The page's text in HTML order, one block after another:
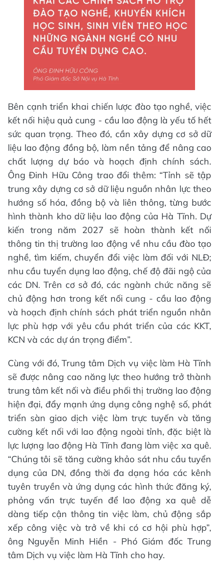
Bên cạnh triển khai chiến lược đào tạo nghề, việc
kết nối hiệu quả cung - cầu lao động là yếu tố hết
sức quan trọng. Theo đó, cần xây dựng cơ sở dữ
liệu lao động đồng bộ, làm nền tảng để nâng cao
chất lượng dự báo và hoạch định chính sách.
Ông Đinh Hữu Công trao đổi thêm: “Tỉnh sẽ tập
trung xây dựng cơ sở dữ liệu nguồn nhân lực theo
hướng số hóa, đồng bộ và liên thông, từng bước
hình thành kho dữ liệu lao động của Hà Tĩnh. Dự
kiến trong năm 2027 sẽ hoàn thành kết nối
thông tin thị trường lao động về nhu cầu đào tạo
nghề, tìm kiếm, chuyển đổi việc làm đối với NLĐ;
nhu cầu tuyển dụng lao động, chế độ đãi ngộ của
các DN. Trên cơ sở đó, các ngành chức năng sẽ
chủ động hơn trong kết nối cung - cầu lao động
và hoạch định chính sách phát triển nguồn nhân
lực phù hợp với yêu cầu phát triển của các KKT,
KCN và các dự án trọng điểm”.
Cùng với đó, Trung tâm Dịch vụ việc làm Hà Tĩnh
sẽ được nâng cao năng lực theo hướng trở thành
trung tâm kết nối và điều phối thị trường lao động
hiện đại, đẩy mạnh ứng dụng công nghệ số, phát
triển sàn giao dịch việc làm trực tuyến và tăng
cường kết nối với lao động ngoài tỉnh, đặc biệt là
lực lượng lao động Hà Tĩnh đang làm việc xa quê.
“Chúng tôi sẽ tăng cường khảo sát nhu cầu tuyển
dụng của DN, đồng thời đa dạng hóa các kênh
tuyên truyền và ứng dụng các hình thức đăng ký,
phỏng vấn trực tuyến để lao động xa quê dễ
dàng tiếp cận thông tin việc làm, chủ động sắp
xếp công việc và trở về khi có cơ hội phù hợp”,
ông Nguyễn Minh Hiền - Phó Giám đốc Trung
tâm Dịch vụ việc làm Hà Tĩnh cho hay.